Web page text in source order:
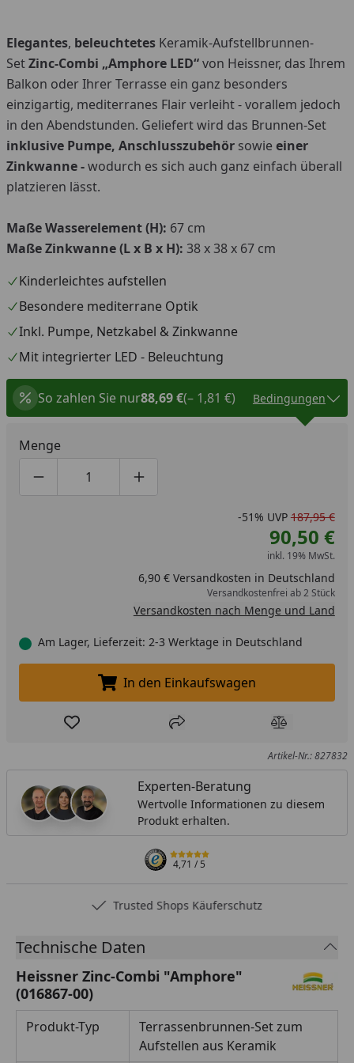
Youtube-Video
Elegantes, beleuchtetes Keramik-Aufstellbrunnen-
SetZinc-Combi „Amphore LED“von Heissner, das Ihrem
Balkon oder Ihrer Terrasse ein ganz besonders
einzigartig, mediterranes Flair verleiht - vorallem jedoch
in den Abendstunden. Geliefert wird das Brunnen-Set
inklusive Pumpe, Anschlusszubehör sowie einer
Zinkwanne -wodurch es sich auch ganz einfach überall
platzieren lässt.
Maße Wasserelement (H): 67 cm
Maße Zinkwanne (L x B x H): 38 x 38 x 67 cm
Kinderleichtes aufstellen
Besondere mediterrane Optik
Inkl. Pumpe, Netzkabel & Zinkwanne
Mit integrierter LED - Beleuchtung
So zahlen Sie nur88,69 €(– 1,81 €) Bedingungen
Menge
Produktmenge um eins verringern
Produktmenge manuell eingeben
Produktmenge um eins erhöhen
-51% UVP 187,95 €
90,50 €
inkl. 19% MwSt.
6,90 € Versandkosten in Deutschland
Versandkostenfrei ab 2 Stück
Versandkosten nach Menge und Land
Am Lager, Lieferzeit: 2-3 Werktage in Deutschland
In den Einkaufswagen legen
In den Einkaufswagen
Produkt zur Wunschliste hinzufügen
Teilen Produkt
Artikel-Nr.: 827832
Experten-Beratung
Wertvolle Informationen zu diesem
Produkt erhalten.
4,71/ 5
Trusted Shops Käuferschutz
Technische Daten
Heissner Zinc-Combi "Amphore"
(016867-00)
Produkt-Typ
Terrassenbrunnen-Set zum
Aufstellen aus Keramik